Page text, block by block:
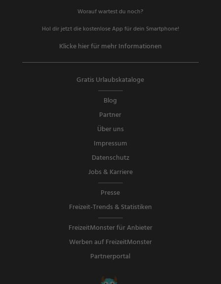
Worauf wartest du noch?
Hol dir jetzt die kostenlose App für dein Smartphone!
Klicke hier für mehr Informationen
Gratis Urlaubskataloge
Blog
Partner
Über uns
Impressum
Datenschutz
Jobs & Karriere
Presse
Freizeit-Trends & Statistiken
FreizeitMonster für Anbieter
Werben auf FreizeitMonster
Partnerportal